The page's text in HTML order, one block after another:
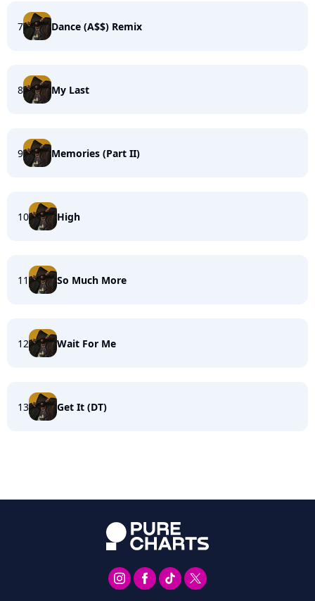
7 Dance (A$$) Remix
8 My Last
9 Memories (Part II)
10 High
11 So Much More
12 Wait For Me
13 Get It (DT)